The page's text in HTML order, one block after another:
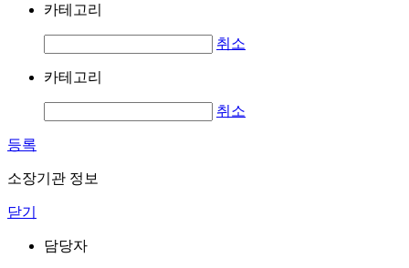
카테고리
취소
카테고리
취소
등록
소장기관 정보
닫기
담당자